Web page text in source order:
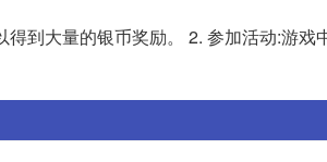
到大量的银币奖励。 2. 参加活动:游戏